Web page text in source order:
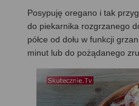
Posypuję oregano i tak
do piekarnika rozgrzanego
półce od dołu w funkcji
minut lub do pożądanego